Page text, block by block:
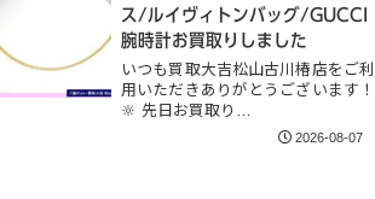
ス/ルイヴィトンバッグ/GUCCI
腕時計お買取りしました
いつも買取大吉松山古川椿店をご利
用いただきありがとうございます！
🔆 先日お買取り…
2026-08-07